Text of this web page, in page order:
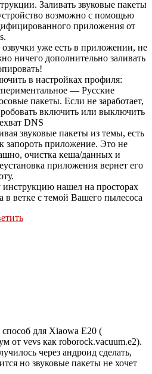
Заливать звуковые пакеты
возможно с помощью
приложения от
озвучки уже есть в приложении, не
ничего дополнительно заливать
в настройках профиля:
— Русские
пакеты. Если не заработает,
включить или выключить
DNS
звуковые пакеты из темы, есть
запороть приложение. Это не
очистка кеша/данных и
приложения вернет его
инструкцию нашел на просторах
в ветке с темой Вашего пылесоса
для Xiaowa E20 (
от vevs как roborock.vacuum.e2).
через андроид сделать,
но звуковые пакеты не хочет